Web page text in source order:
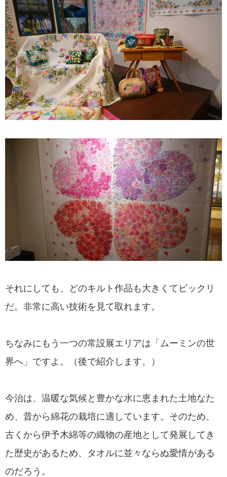
それにしても、どのキルト作品も大きくてビックリ
だ。非常に高い技術を見て取れます。
ちなみにもう一つの常設展エリアは「ムーミンの世
界へ」ですよ。（後で紹介します。）
今治は、温暖な気候と豊かな水に恵まれた土地なた
め、昔から綿花の栽培に適しています。そのため、
古くから伊予木綿等の織物の産地として発展してき
た歴史があるため、タオルに並々ならぬ愛情がある
のだろう。